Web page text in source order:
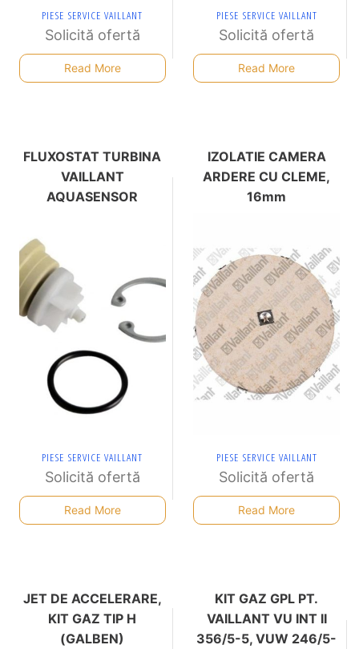
PIESE SERVICE VAILLANT
Solicită ofertă
Read More
PIESE SERVICE VAILLANT
Solicită ofertă
Read More
FLUXOSTAT TURBINA
VAILLANT
AQUASENSOR
PIESE SERVICE VAILLANT
Solicită ofertă
Read More
IZOLATIE CAMERA
ARDERE CU CLEME,
16mm
PIESE SERVICE VAILLANT
Solicită ofertă
Read More
JET DE ACCELERARE,
KIT GAZ TIP H
(GALBEN)
KIT GAZ GPL PT.
VAILLANT VU INT II
356/5-5, VUW 246/5-